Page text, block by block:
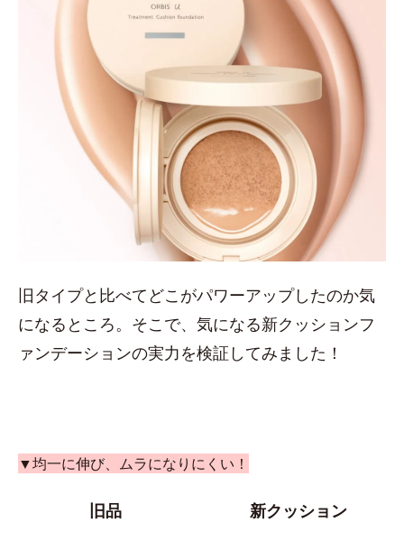
旧タイプと比べてどこがパワーアップしたのか気
になるところ。そこで、気になる新クッションフ
ァンデーションの実力を検証してみました！
▼均一に伸び、ムラになりにくい！
旧品 新クッション